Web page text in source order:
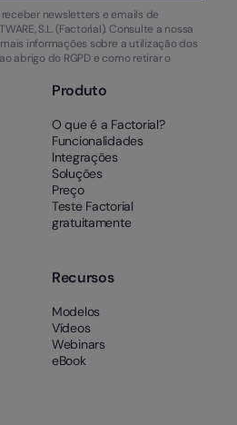
newsletters e emails de
S.L. (Factorial). Consulte a nossa
informações sobre a utilização dos
abrigo do RGPD e como retirar o
Produto
O que é a Factorial?
Funcionalidades
Integrações
Soluções
Preço
Teste Factorial
gratuitamente
Recursos
Modelos
Vídeos
Webinars
eBook